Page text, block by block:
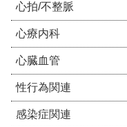
心拍/不整脈
心療内科
心臓血管
性行為関連
感染症関連